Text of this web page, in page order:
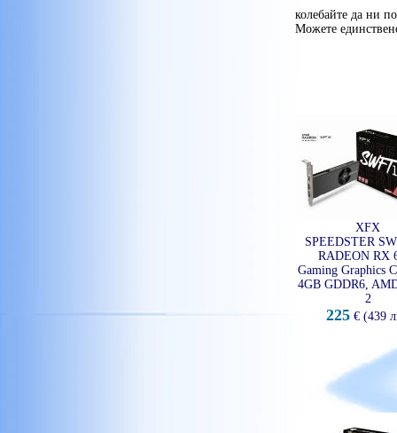
колебайте да ни
Можете
XFX
SPEEDSTER
RADEON RX
Gaming Graphics
4GB GDDR6,
2
225€ (439